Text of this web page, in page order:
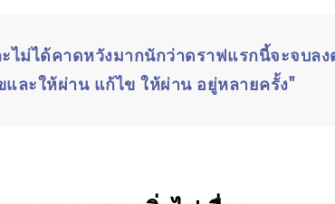
ไม่ได้คาดหวังมากนักว่าดราฟแรกนี้จะจบล
และให้ผ่าน แก้ไข ให้ผ่าน อยู่หลายครั้ง"